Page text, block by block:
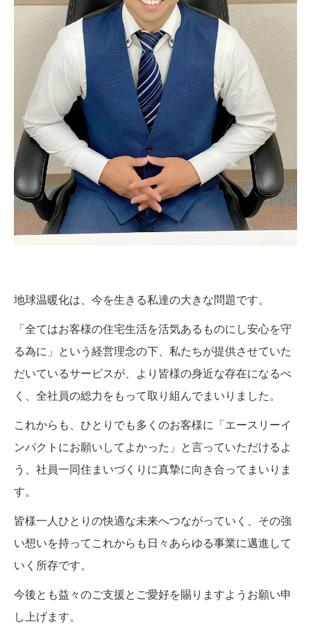
地球温暖化は、今を生きる私達の大きな問題です。
「全てはお客様の住宅生活を活気あるものにし安心を守
る為に」という経営理念の下、私たちが提供させていた
だいているサービスが、より皆様の身近な存在になるべ
く、全社員の総力をもって取り組んでまいりました。
これからも、ひとりでも多くのお客様に「エースリーイ
ンパクトにお願いしてよかった」と言っていただけるよ
う、社員一同住まいづくりに真摯に向き合ってまいりま
す。
皆様一人ひとりの快適な未来へつながっていく、その強
い想いを持ってこれからも日々あらゆる事業に邁進して
いく所存です。
今後とも益々のご支援とご愛好を賜りますようお願い申
し上げます。